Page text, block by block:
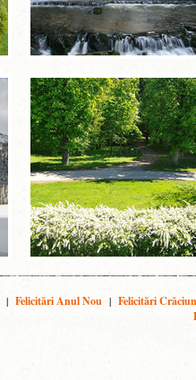
| Felicitări Anul Nou | Felicitări